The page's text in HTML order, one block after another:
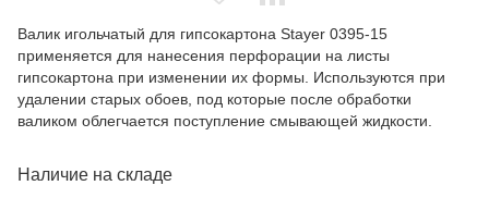
Валик игольчатый для гипсокартона Stayer 0395-15
применяется для нанесения перфорации на листы
гипсокартона при изменении их формы. Используются при
удалении старых обоев, под которые после обработки
валиком облегчается поступление смывающей жидкости.
Наличие на складе